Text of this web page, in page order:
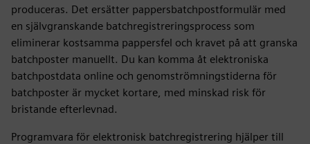
produceras. Det ersätter pappersbatchpostformulär med
en självgranskande batchregistreringsprocess som
eliminerar kostsamma pappersfel och kravet på att granska
batchposter manuellt. Du kan komma åt elektroniska
batchpostdata online och genomströmningstiderna för
batchposter är mycket kortare, med minskad risk för
bristande efterlevnad.
Programvara för elektronisk batchregistrering hjälper till